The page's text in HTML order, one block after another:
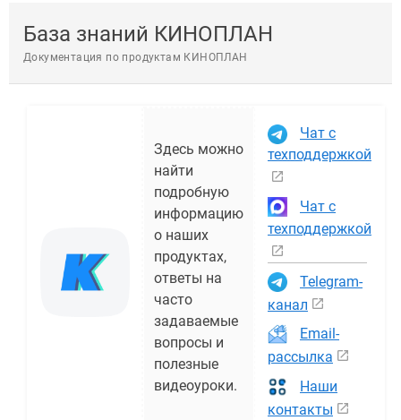
База знаний КИНОПЛАН
Документация по продуктам КИНОПЛАН
Здесь можно
найти
подробную
информацию
о наших
продуктах,
ответы на
часто
задаваемые
вопросы и
полезные
видеоуроки.
Чат с
техподдержкой
Чат с
техподдержкой
Telegram-
канал
Email-
рассылка
Наши
контакты